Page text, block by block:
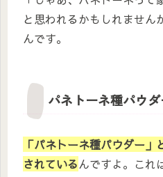
と思われるかもしれません
んです。
パネトーネ種パウ
「パネトーネ種パウダー
されているんですよ。これ